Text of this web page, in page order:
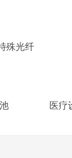
殊光纤
医疗